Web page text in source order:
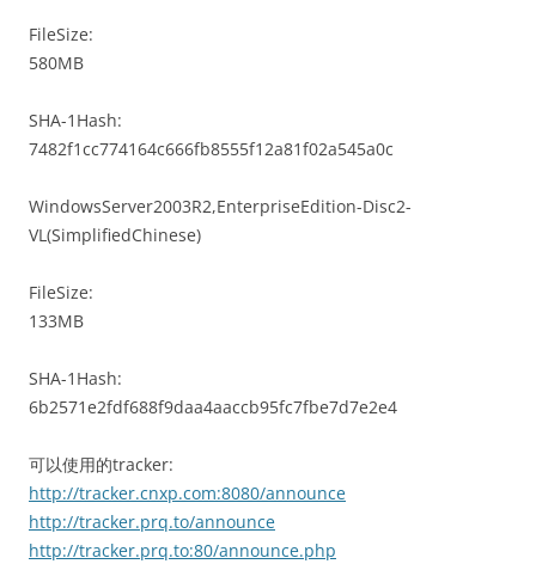
FileSize:
580MB
SHA-1Hash:
7482f1cc774164c666fb8555f12a81f02a545a0c
WindowsServer2003R2,EnterpriseEdition-Disc2-
VL(SimplifiedChinese)
FileSize:
133MB
SHA-1Hash:
6b2571e2fdf688f9daa4aaccb95fc7fbe7d7e2e4
可以使用的tracker:
http://tracker.cnxp.com:8080/announce
http://tracker.prq.to/announce
http://tracker.prq.to:80/announce.php